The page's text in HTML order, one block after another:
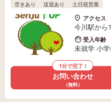
空きあり 送迎あり 土日祝営業
アクセス
今川駅から
受入年齢
未就学 小
1分で完了！
お問い合わせ
（無料）